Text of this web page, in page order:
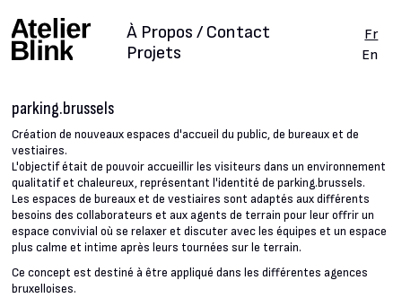
Projets
À Propos / Contact
Fr
En
parking.brussels
Création de nouveaux espaces d'accueil du public, de bureaux et de
vestiaires.
L'objectif était de pouvoir accueillir les visiteurs dans un environnement
qualitatif et chaleureux, représentant l'identité de parking.brussels.
Les espaces de bureaux et de vestiaires sont adaptés aux différents
besoins des collaborateurs et aux agents de terrain pour leur offrir un
espace convivial où se relaxer et discuter avec les équipes et un espace
plus calme et intime après leurs tournées sur le terrain.
Ce concept est destiné à être appliqué dans les différentes agences
bruxelloises.